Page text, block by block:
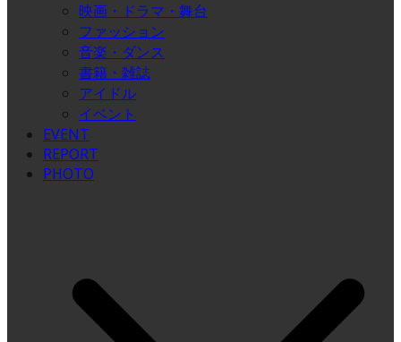
映画・ドラマ・舞台
ファッション
音楽・ダンス
書籍・雑誌
アイドル
イベント
EVENT
REPORT
PHOTO